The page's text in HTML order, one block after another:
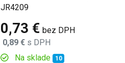
JR4209
0,73 € bez DPH
0,89 € s DPH
Na sklade
10